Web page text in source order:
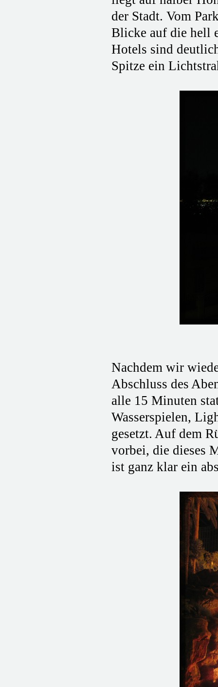
der Stadt. Vom
Blicke auf die hell
Hotels sind
Spitze ein
Nachdem wir
Abschluss des
alle 15 Minuten
Wasserspielen,
gesetzt. Auf dem
vorbei, die dieses
ist ganz klar ein